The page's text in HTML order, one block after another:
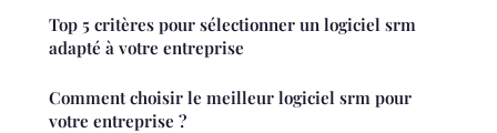
Top 5 critères pour sélectionner un logiciel srm
adapté à votre entreprise
Comment choisir le meilleur logiciel srm pour
votre entreprise ?